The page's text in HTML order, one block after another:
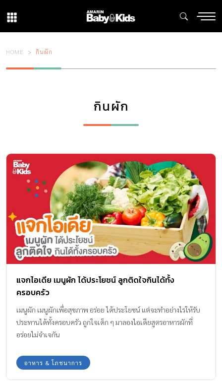
HOME กินผัก
กินผัก
แจกไอเดีย เมนูผัก ได้ประโยชน์ ลูกติดใจกินได้ทั้ง
ครอบครัว
เมนูผัก เมนูผักเพื่อสุขภาพ อร่อย ได้ประโยชน์ แต่จะทำอย่างไรให้รับ
ประทานได้ทั้งครอบครัว ถูกใจเด็ก ๆ มาลองไอเดียสูตรอาหารผักที่
อร่อยไม่จำเจกัน
อาหาร & โภชนาการ